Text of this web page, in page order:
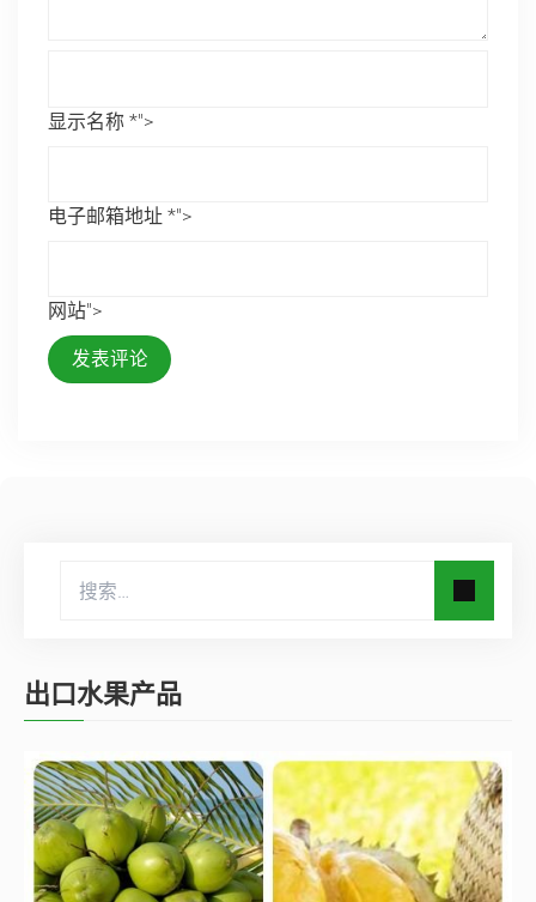
显示名称 *">
电子邮箱地址 *">
网站">
发表评论
出口水果产品